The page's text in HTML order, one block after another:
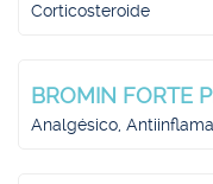
Corticosteroide
BROMIN FORTE
Analgésico,